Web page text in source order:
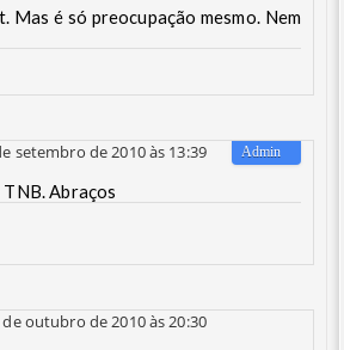
Mas é só preocupação mesmo. Nem
setembro de 2010 às 13:39
Abraços
de outubro de 2010 às 20:30